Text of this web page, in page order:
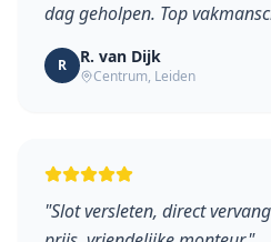
dag geholpen. Top
R R. van Dijk
Centrum, Leiden
"Slot versleten, direct